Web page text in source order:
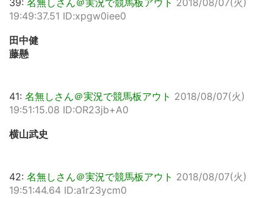
39: 名無しさん＠実況で競馬板アウト 2018/08/07(火)
19:49:37.51 ID:xpgw0iee0
田中健
藤懸
41: 名無しさん＠実況で競馬板アウト 2018/08/07(火)
19:51:15.08 ID:OR23jb+A0
横山武史
42: 名無しさん＠実況で競馬板アウト 2018/08/07(火)
19:51:44.64 ID:a1r23ycm0